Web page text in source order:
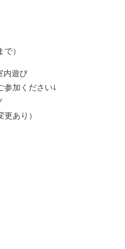
）
内遊び
参加ください↓
更あり）